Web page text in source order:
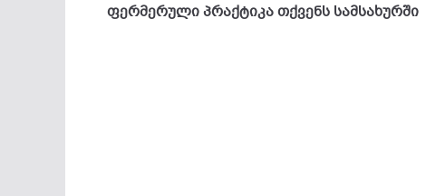
ფერმერული პრაქტიკა თქვენს სამსახურში